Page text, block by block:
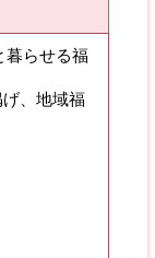
暮らせる福
、地域福